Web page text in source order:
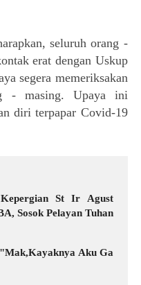
seluruh orang -
erat dengan Uskup
segera memeriksakan
- masing. Upaya ini
diri terpapar Covid-19
St Ir Agust
Sosok Pelayan Tuhan
Aku Ga